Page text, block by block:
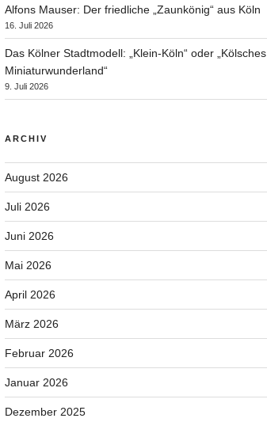
Alfons Mauser: Der friedliche „Zaunkönig“ aus Köln
16. Juli 2026
Das Kölner Stadtmodell: „Klein-Köln“ oder „Kölsches
Miniaturwunderland“
9. Juli 2026
ARCHIV
August 2026
Juli 2026
Juni 2026
Mai 2026
April 2026
März 2026
Februar 2026
Januar 2026
Dezember 2025